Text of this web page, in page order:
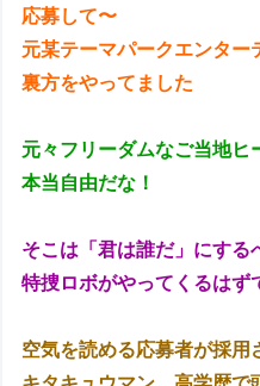
応募して〜
元某テーマパークエンター
裏方をやってました
元々フリーダムなご当地ヒ
本当自由だな！
そこは「君は誰だ」にする
特捜ロボがやってくるはず
空気を読める応募者が採用